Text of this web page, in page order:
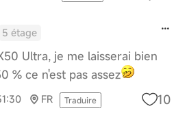
5 étage
Ultra, je me laisserai bien
% ce n'est pas assez
FR Traduire 10